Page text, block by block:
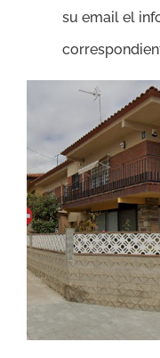
su email el